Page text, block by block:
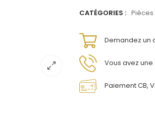
CATÉGORIES :
Demandez un
Vous avez une
Paiement CB,